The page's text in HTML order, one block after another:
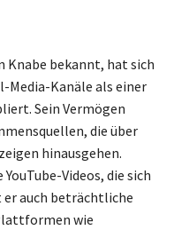
Knabe bekannt, hat sich
Media-Kanäle als einer
Sein Vermögen
die über
hinausgehen.
Videos, die sich
auch beträchtliche
wie